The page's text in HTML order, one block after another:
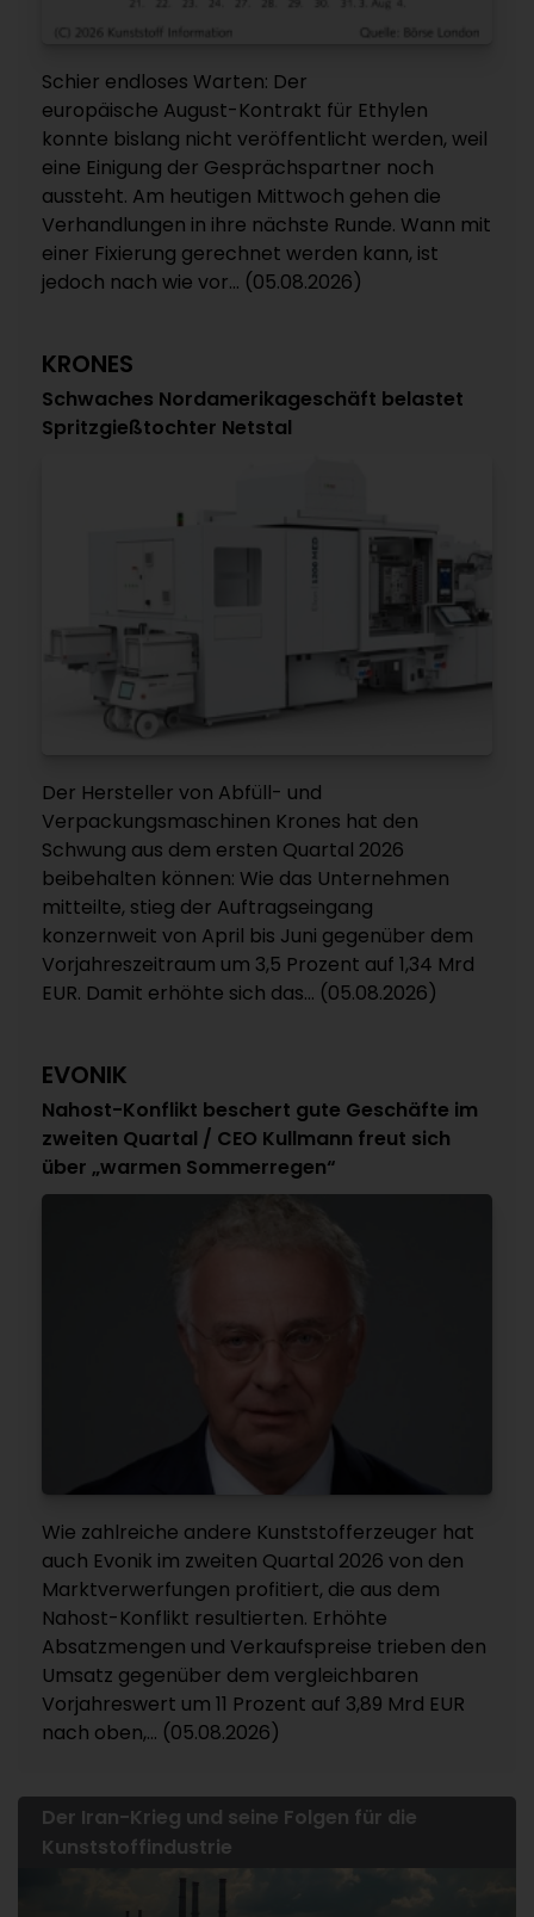
Schier endloses Warten: Der
europäische August-Kontrakt für Ethylen
konnte bislang nicht veröffentlicht werden, weil
eine Einigung der Gesprächspartner noch
aussteht. Am heutigen Mittwoch gehen die
Verhandlungen in ihre nächste Runde. Wann mit
einer Fixierung gerechnet werden kann, ist
jedoch nach wie vor... (05.08.2026)
KRONES
Schwaches Nordamerikageschäft belastet
Spritzgießtochter Netstal
Der Hersteller von Abfüll- und
Verpackungsmaschinen Krones hat den
Schwung aus dem ersten Quartal 2026
beibehalten können: Wie das Unternehmen
mitteilte, stieg der Auftragseingang
konzernweit von April bis Juni gegenüber dem
Vorjahreszeitraum um 3,5 Prozent auf 1,34 Mrd
EUR. Damit erhöhte sich das... (05.08.2026)
EVONIK
Nahost-Konflikt beschert gute Geschäfte im
zweiten Quartal / CEO Kullmann freut sich
über „warmen Sommerregen“
Wie zahlreiche andere Kunststofferzeuger hat
auch Evonik im zweiten Quartal 2026 von den
Marktverwerfungen profitiert, die aus dem
Nahost-Konflikt resultierten. Erhöhte
Absatzmengen und Verkaufspreise trieben den
Umsatz gegenüber dem vergleichbaren
Vorjahreswert um 11 Prozent auf 3,89 Mrd EUR
nach oben,... (05.08.2026)
Der Iran-Krieg und seine Folgen für die
Kunststoffindustrie